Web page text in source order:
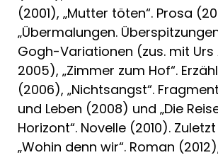
(2001), „Mutter töten“. Prosa
„Übermalungen.
Gogh-Variationen (zus. mit Urs
2005), „Zimmer zum Hof“.
(2006), „Nichtsangst“.
und Leben (2008) und „Die
Horizont“. Novelle (2010).
„Wohin denn wir“. Roman